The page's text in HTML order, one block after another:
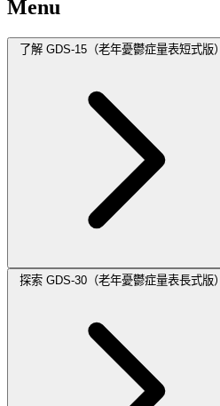
Menu
了解 GDS-15（老年憂鬱症量表短式版）
探索 GDS-30（老年憂鬱症量表長式版）